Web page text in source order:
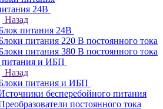
24В
Назад
питания 24В
питания 220 В постоянного тока
питания 380 В постоянного тока
питания и ИБП
Назад
питания и ИБП
бесперебойного питания
постоянного тока